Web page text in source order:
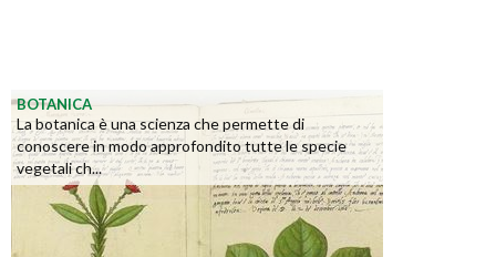
BOTANICA
La botanica è una scienza che permette di
conoscere in modo approfondito tutte le specie
vegetali ch...